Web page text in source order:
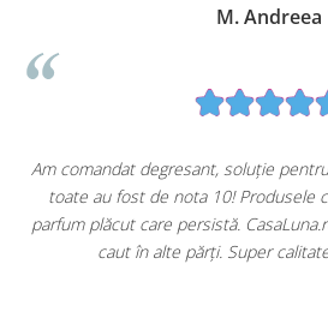
M. Andreea
Am comandat degresant, soluție
toate au fost de nota 10! Produsele
parfum plăcut care persistă.
caut în alte părți. Super